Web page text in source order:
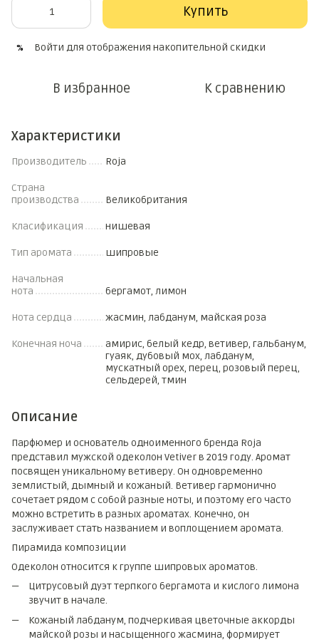
Купить
% Войти для отображения накопительной скидки
В избранное К сравнению
Характеристики
Производитель Roja
Страна
производства
Великобритания
Класификация нишевая
Тип аромата шипровые
Начальная
нота
бергамот, лимон
Нота сердца жасмин, лабданум, майская роза
Конечная ноча
амирис, белый кедр, ветивер, гальбанум,
гуаяк, дубовый мох, лабданум,
мускатный орех, перец, розовый перец,
сельдерей, тмин
Описание
Парфюмер и основатель одноименного бренда Roja
представил мужской одеколон Vetiver в 2019 году. Аромат
посвящен уникальному ветиверу. Он одновременно
землистый, дымный и кожаный. Ветивер гармонично
сочетает рядом с собой разные ноты, и поэтому его часто
можно встретить в разных ароматах. Конечно, он
заслуживает стать названием и воплощением аромата.
Пирамида композиции
Одеколон относится к группе шипровых ароматов.
Цитрусовый дуэт терпкого бергамота и кислого лимона
звучит в начале.
Кожаный лабданум, подчеркивая цветочные аккорды
майской розы и насыщенного жасмина, формирует